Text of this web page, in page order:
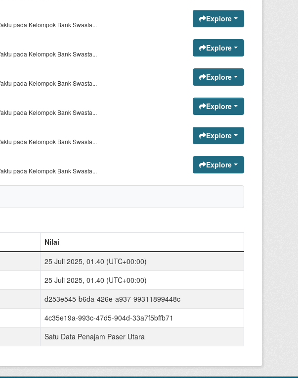
pada Kelompok Bank Swasta...
Explore
pada Kelompok Bank Swasta...
Explore
pada Kelompok Bank Swasta...
Explore
pada Kelompok Bank Swasta...
Explore
pada Kelompok Bank Swasta...
Explore
pada Kelompok Bank Swasta...
Explore
Nilai
25 Juli 2025, 01.40 (UTC+00:00)
25 Juli 2025, 01.40 (UTC+00:00)
d253e545-b6da-426e-a937-99311899448c
4c35e19a-993c-47d5-904d-33a7f5bffb71
Satu Data Penajam Paser Utara